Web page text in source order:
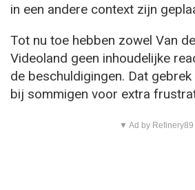
in een andere context zijn
Tot nu toe hebben zowel Van
Videoland geen inhoudelijke
de beschuldigingen. Dat
bij sommigen voor extra
▼ Ad by Refinery89